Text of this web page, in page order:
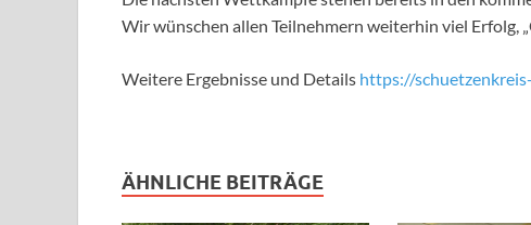
Wir wünschen allen Teilnehmern weiterhin viel Erfolg,
Weitere Ergebnisse und Details https://
ÄHNLICHE BEITRÄGE